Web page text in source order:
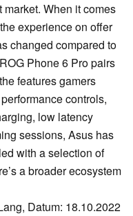
When it comes
experience on offer
changed compared to
Phone 6 Pro pairs
features gamers
controls,
low latency
sessions, Asus has
with a selection of
a broader ecosystem
Datum: 18.10.2022